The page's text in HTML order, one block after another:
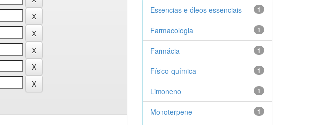
1
Essencias e óleos essenciais
1
Farmacologia
1
Farmácia
1
Físico-química
1
Limoneno
1
Monoterpene